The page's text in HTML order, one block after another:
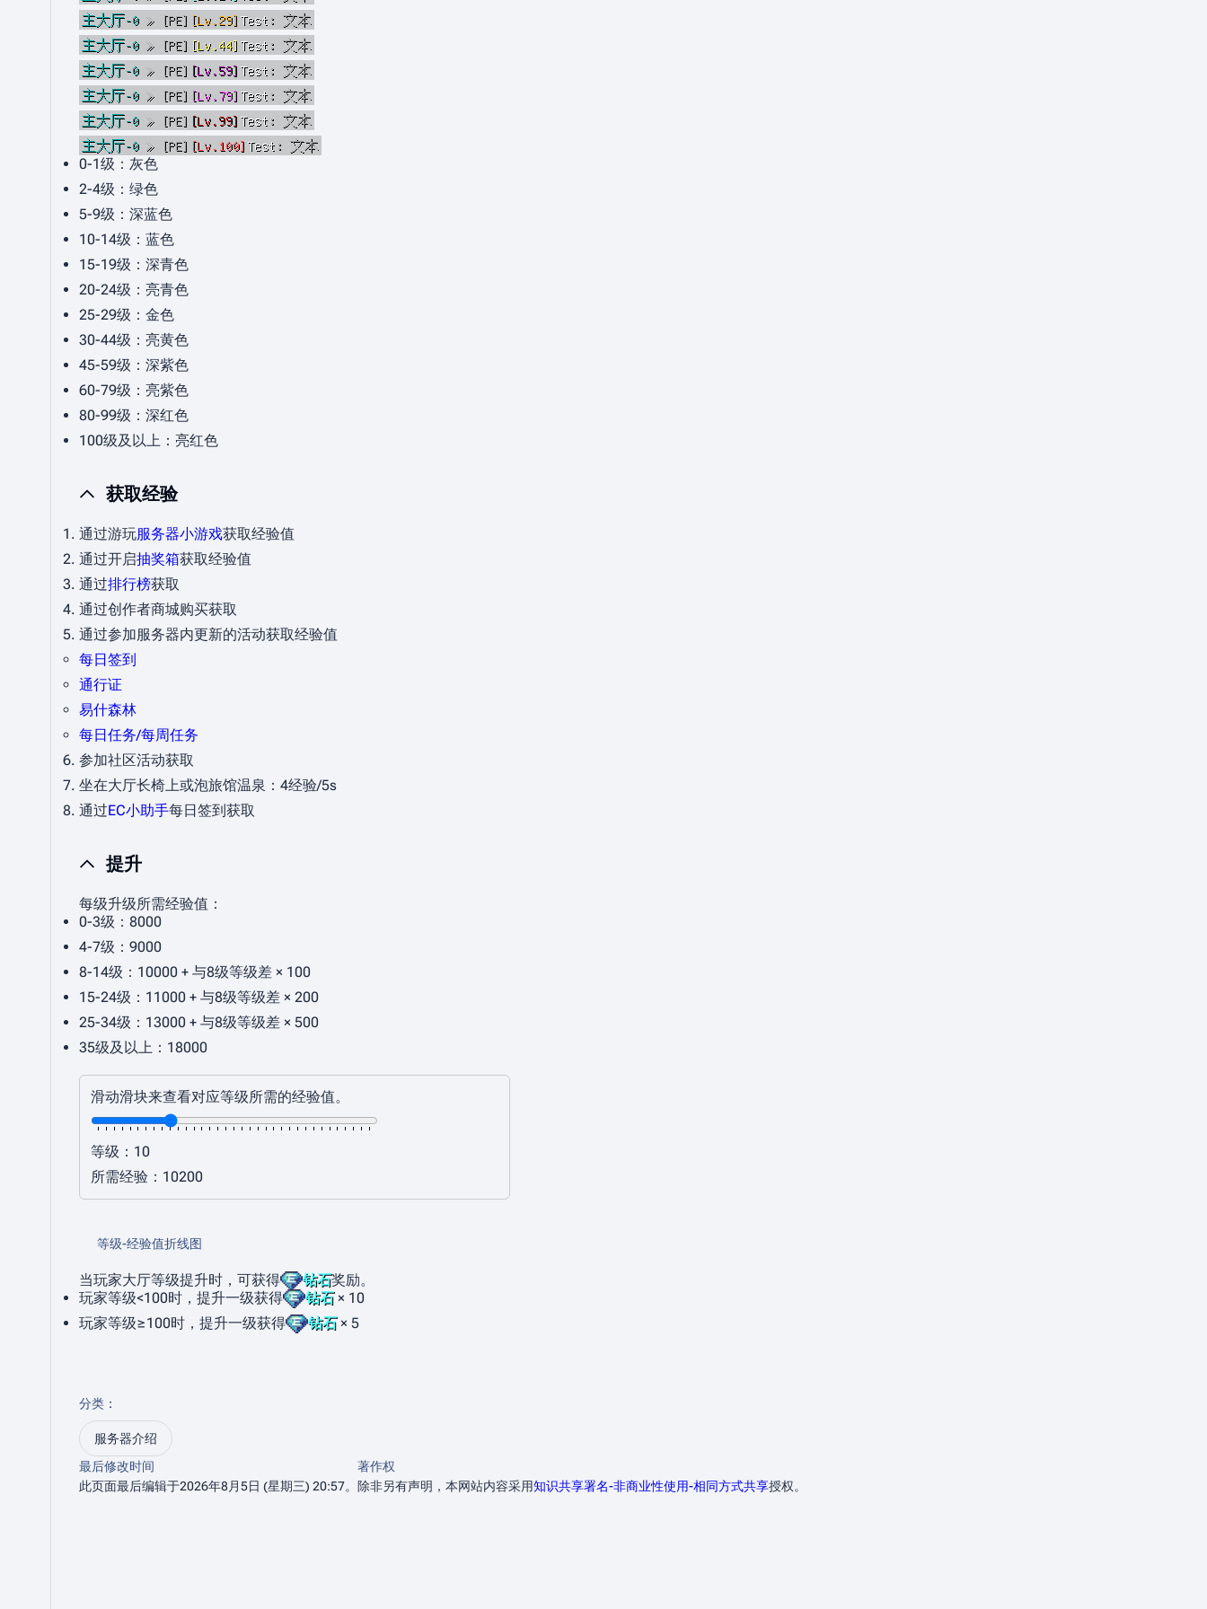
主大厅-0≫ [PE] [Lv.29] Test : 文本
主大厅-0≫ [PE] [Lv.44] Test : 文本
主大厅-0≫ [PE] [Lv.59] Test : 文本
主大厅-0≫ [PE] [Lv.79] Test : 文本
主大厅-0≫ [PE] [Lv.99] Test : 文本
主大厅-0≫ [PE] [Lv.100] Test : 文本
0-1级：灰色
2-4级：绿色
5-9级：深蓝色
10-14级：蓝色
15-19级：深青色
20-24级：亮青色
25-29级：金色
30-44级：亮黄色
45-59级：深紫色
60-79级：亮紫色
80-99级：深红色
100级及以上：亮红色
获取经验
通过游玩服务器小游戏获取经验值
通过开启抽奖箱获取经验值
通过排行榜获取
通过创作者商城购买获取
通过参加服务器内更新的活动获取经验值
每日签到
通行证
易什森林
每日任务/每周任务
参加社区活动获取
坐在大厅长椅上或泡旅馆温泉：4经验/5s
通过EC小助手每日签到获取
提升
每级升级所需经验值：
0-3级：8000
4-7级：9000
8-14级：10000 + 与8级等级差 × 100
15-24级：11000 + 与8级等级差 × 200
25-34级：13000 + 与8级等级差 × 500
35级及以上：18000
滑动滑块来查看对应等级所需的经验值。
等级：10
所需经验：10200
等级-经验值折线图
当玩家大厅等级提升时，可获得 钻石奖励。
玩家等级<100时，提升一级获得
钻石× 10
玩家等级≥100时，提升一级获得
钻石× 5
分类 ：​
服务器介绍
最后修改时间
此页面最后编辑于2026年8月5日 (星期三) 20:57。
著作权
除非另有声明，本网站内容采用知识共享署名-非商业性使用-相同方式共享授权。